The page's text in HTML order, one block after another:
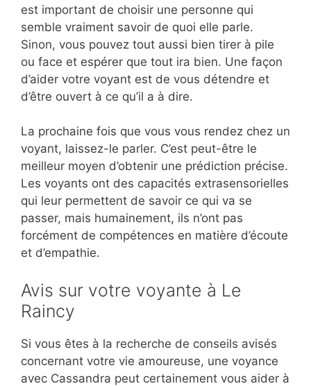
est important de choisir une personne qui
semble vraiment savoir de quoi elle parle.
Sinon, vous pouvez tout aussi bien tirer à pile
ou face et espérer que tout ira bien. Une façon
d’aider votre voyant est de vous détendre et
d’être ouvert à ce qu’il a à dire.
La prochaine fois que vous vous rendez chez un
voyant, laissez-le parler. C’est peut-être le
meilleur moyen d’obtenir une prédiction précise.
Les voyants ont des capacités extrasensorielles
qui leur permettent de savoir ce qui va se
passer, mais humainement, ils n’ont pas
forcément de compétences en matière d’écoute
et d’empathie.
Avis sur votre voyante à Le
Raincy
Si vous êtes à la recherche de conseils avisés
concernant votre vie amoureuse, une voyance
avec Cassandra peut certainement vous aider à